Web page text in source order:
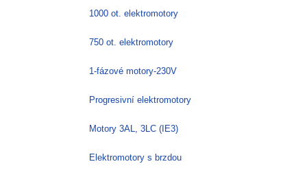
1000 ot. elektromotory
750 ot. elektromotory
1-fázové motory-230V
Progresivní elektromotory
Motory 3AL, 3LC (IE3)
Elektromotory s brzdou